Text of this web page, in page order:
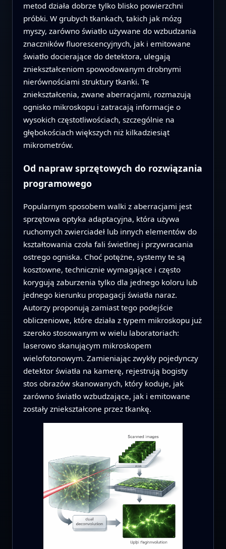
metod działa dobrze tylko blisko powierzchni
próbki. W grubych tkankach, takich jak mózg
myszy, zarówno światło używane do wzbudzania
znaczników fluorescencyjnych, jak i emitowane
światło docierające do detektora, ulegają
zniekształceniom spowodowanym drobnymi
nierównościami struktury tkanki. Te
zniekształcenia, zwane aberracjami, rozmazują
ognisko mikroskopu i zatracają informacje o
wysokich częstotliwościach, szczególnie na
głębokościach większych niż kilkadziesiąt
mikrometrów.
Od napraw sprzętowych do rozwiązania
programowego
Popularnym sposobem walki z aberracjami jest
sprzętowa optyka adaptacyjna, która używa
ruchomych zwierciadeł lub innych elementów do
kształtowania czoła fali świetlnej i przywracania
ostrego ogniska. Choć potężne, systemy te są
kosztowne, technicznie wymagające i często
korygują zaburzenia tylko dla jednego koloru lub
jednego kierunku propagacji światła naraz.
Autorzy proponują zamiast tego podejście
obliczeniowe, które działa z typem mikroskopu już
szeroko stosowanym w wielu laboratoriach:
laserowo skanującym mikroskopem
wielofotonowym. Zamieniając zwykły pojedynczy
detektor światła na kamerę, rejestrują bogisty
stos obrazów skanowanych, który koduje, jak
zarówno światło wzbudzające, jak i emitowane
zostały zniekształcone przez tkankę.